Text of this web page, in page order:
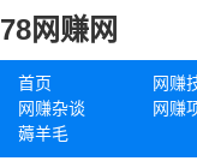
78网赚网
首页 网赚
网赚杂谈
网赚
薅羊毛